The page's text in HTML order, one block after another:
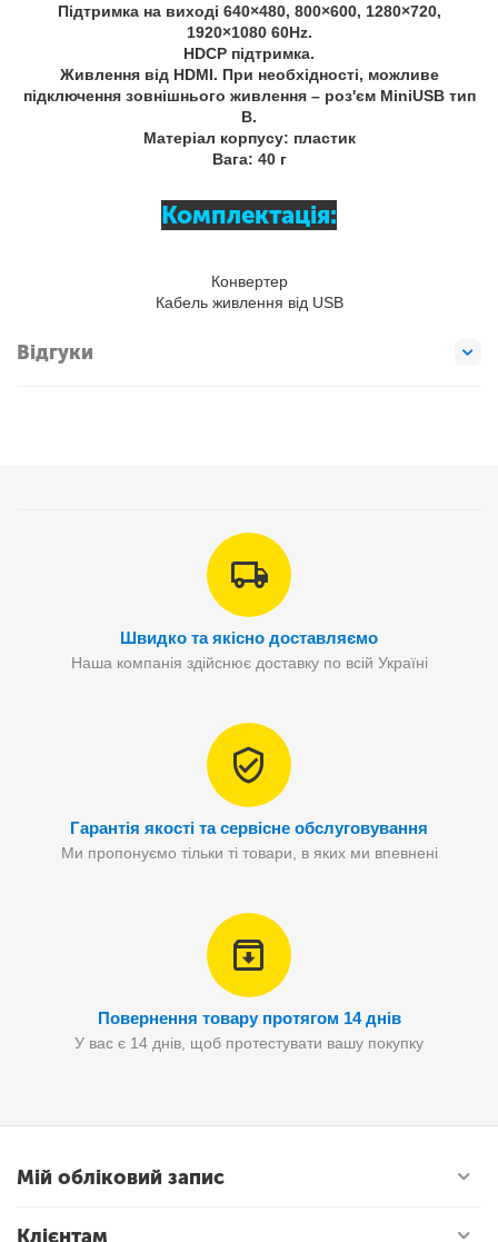
Підтримка на виході 640×480, 800×600, 1280×720,
1920×1080 60Hz.
HDCP підтримка.
Живлення від HDMI. При необхідності, можливе
підключення зовнішнього живлення – роз'єм MiniUSB тип
B.
Матеріал корпусу: пластик
Вага: 40 г
Комплектація:
Конвертер
Кабель живлення від USB
Відгуки
Швидко та якісно доставляємо
Наша компанія здійснює доставку по всій Україні
Гарантія якості та сервісне обслуговування
Ми пропонуємо тільки ті товари, в яких ми впевнені
Повернення товару протягом 14 днів
У вас є 14 днів, щоб протестувати вашу покупку
Мій обліковий запис
Клієнтам